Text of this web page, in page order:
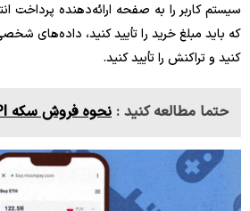
سیستم کاربر را به صفحه ارائه‌دهنده پرداخت
که باید مبلغ خرید را تأیید کنید، داده‌های
کنید و تراکنش را تأیید کنید.
حتما مطالعه کنید : نحوه فروش سکه PI: راهنمای جامع